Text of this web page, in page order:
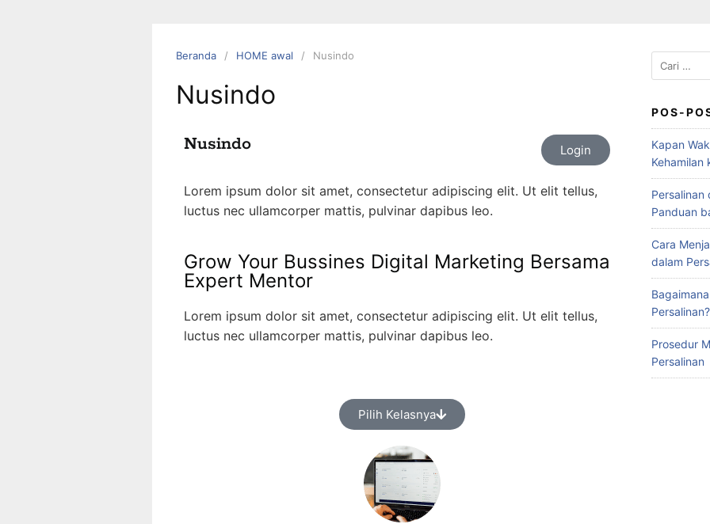
Beranda HOME awal Nusindo
Nusindo
Nusindo Login
Lorem ipsum dolor sit amet, consectetur adipiscing elit. Ut elit tellus,
luctus nec ullamcorper mattis, pulvinar dapibus leo.
Grow Your Bussines Digital Marketing Bersama
Expert Mentor
Lorem ipsum dolor sit amet, consectetur adipiscing elit. Ut elit tellus,
luctus nec ullamcorper mattis, pulvinar dapibus leo.
Pilih Kelasnya
POS-
Kapan
Kehamilan
Persalinan
Panduan
Cara
dalam
Persalinan?
Prosedur
Persalinan